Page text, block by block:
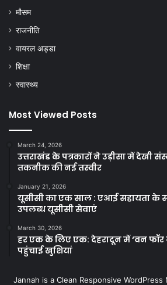
मौसम
राजनीति
वायरल अड्डा
शिक्षा
स्वास्थ्य
Most Viewed Posts
March 24, 2026
उत्तराखंड के पत्रकारों ने उड़ीसा में देखी
तकनीक की नई तस्वीर
January 21, 2026
यूसीसी का एक साल : एआई सहायता के
उपलब्ध यूसीसी सेवाएं
March 30, 2026
हर एक के लिए एक: देहरादून में ‘वन
पहुंचाई खुशियां
Jannah is a Clean Responsive